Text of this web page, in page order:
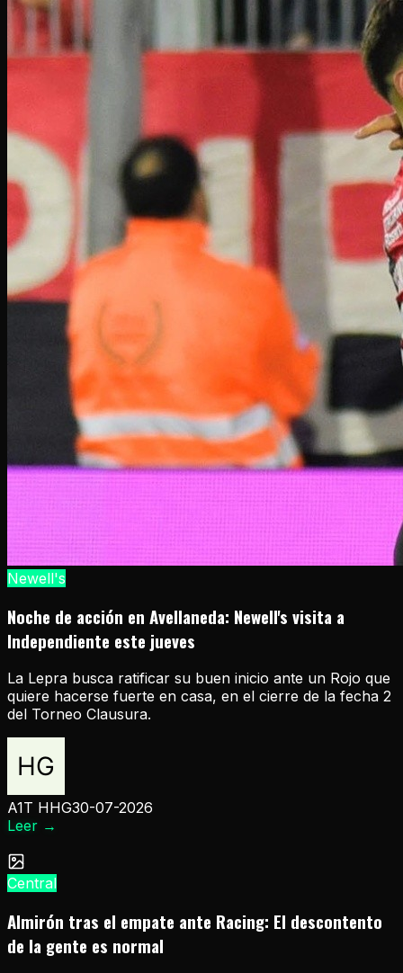
Newell's
Noche de acción en Avellaneda: Newell's visita a
Independiente este jueves
La Lepra busca ratificar su buen inicio ante un Rojo que
quiere hacerse fuerte en casa, en el cierre de la fecha 2
del Torneo Clausura.
A1T HHG30-07-2026
Leer →
Central
Almirón tras el empate ante Racing: El descontento
de la gente es normal